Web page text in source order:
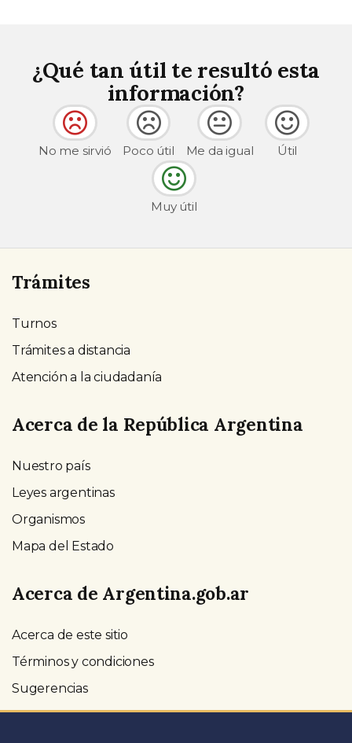
¿Qué tan útil te resultó esta
información?
No me sirvió Poco útil Me da igual Útil
Muy útil
Trámites
Turnos
Trámites a distancia
Atención a la ciudadanía
Acerca de la República Argentina
Nuestro país
Leyes argentinas
Organismos
Mapa del Estado
Acerca de Argentina.gob.ar
Acerca de este sitio
Términos y condiciones
Sugerencias